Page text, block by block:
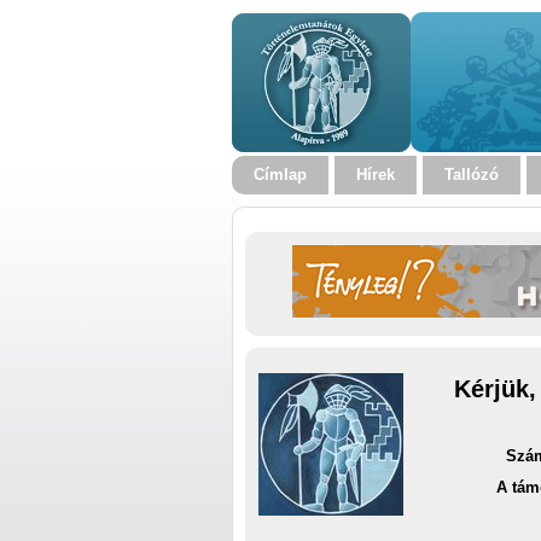
Címlap Hírek Tallózó
A